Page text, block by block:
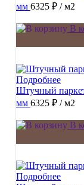
мм 6325 ₽ / м2
В
Подробнее
Штучный
мм 6325 ₽ / м2
В
Подробнее